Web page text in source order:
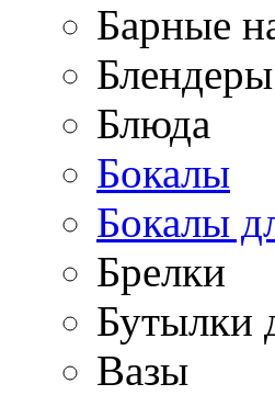
Барные
Блендеры
Блюда
Бокалы
Бокалы
Брелки
Бутылки
Вазы